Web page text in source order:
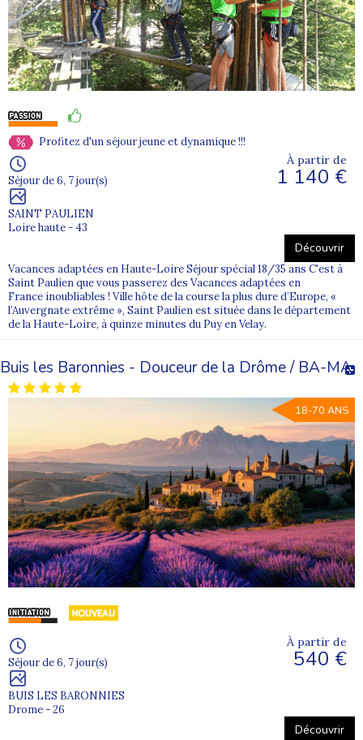
Profitez d'un séjour jeune et dynamique !!!
Séjour de 6, 7 jour(s)
SAINT PAULIEN
Loire haute - 43
À partir de
1 140 €
Découvrir
Vacances adaptées en Haute-Loire Séjour spécial 18/35 ans C'est à
Saint Paulien que vous passerez des Vacances adaptées en
France inoubliables ! Ville hôte de la course la plus dure d’Europe, «
l’Auvergnate extrême », Saint Paulien est située dans le département
de la Haute-Loire, à quinze minutes du Puy en Velay.
Buis les Baronnies - Douceur de la Drôme / BA-MA
18-70 ANS
Séjour de 6, 7 jour(s)
BUIS LES BARONNIES
Drome - 26
À partir de
540 €
Découvrir